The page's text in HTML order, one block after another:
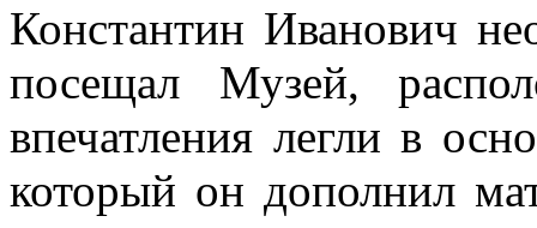
Константин Иванович
посещал Музей,
впечатления легли в
который он дополнил